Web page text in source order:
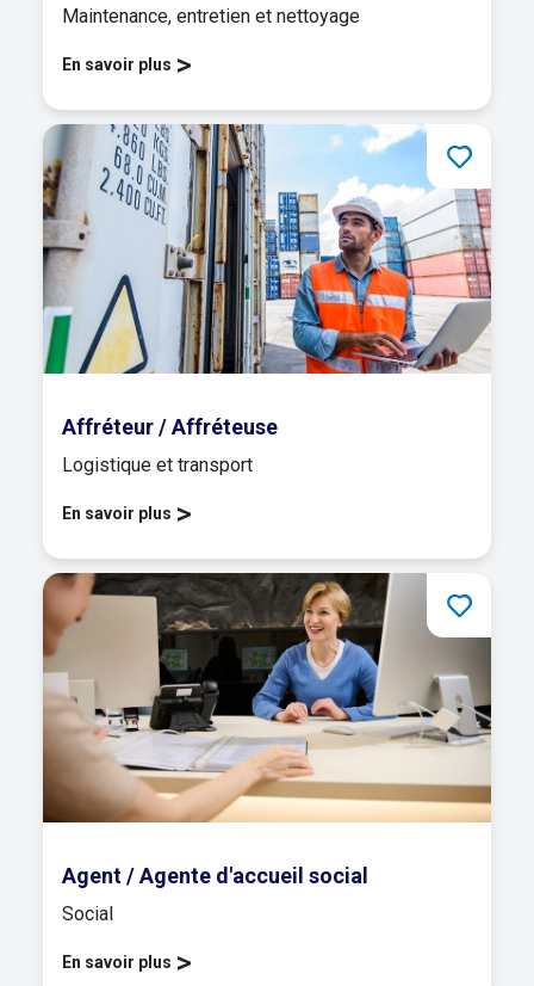
Maintenance, entretien et nettoyage
En savoir plus >
Affréteur / Affréteuse
Logistique et transport
En savoir plus >
Agent / Agente d'accueil social
Social
En savoir plus >